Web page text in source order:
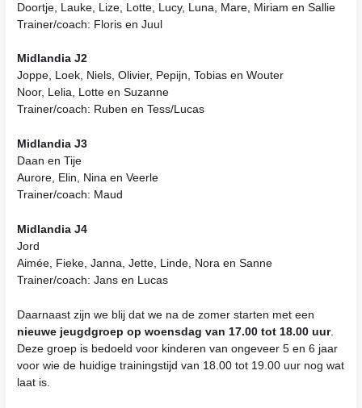
Doortje, Lauke, Lize, Lotte, Lucy, Luna, Mare, Miriam en Sallie
Trainer/coach: Floris en Juul
Midlandia J2
Joppe, Loek, Niels, Olivier, Pepijn, Tobias en Wouter
Noor, Lelia, Lotte en Suzanne
Trainer/coach: Ruben en Tess/Lucas
Midlandia J3
Daan en Tije
Aurore, Elin, Nina en Veerle
Trainer/coach: Maud
Midlandia J4
Jord
Aimée, Fieke, Janna, Jette, Linde, Nora en Sanne
Trainer/coach: Jans en Lucas
Daarnaast zijn we blij dat we na de zomer starten met een
nieuwe jeugdgroep op woensdag van 17.00 tot 18.00 uur.
Deze groep is bedoeld voor kinderen van ongeveer 5 en 6 jaar
voor wie de huidige trainingstijd van 18.00 tot 19.00 uur nog wat
laat is.